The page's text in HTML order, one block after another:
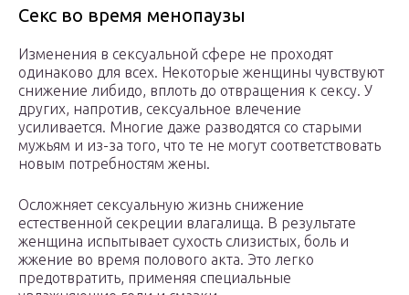
Секс во время менопаузы
Изменения в сексуальной сфере не проходят
одинаково для всех. Некоторые женщины чувствуют
снижение либидо, вплоть до отвращения к сексу. У
других, напротив, сексуальное влечение
усиливается. Многие даже разводятся со старыми
мужьям и из-за того, что те не могут соответствовать
новым потребностям жены.
Осложняет сексуальную жизнь снижение
естественной секреции влагалища. В результате
женщина испытывает сухость слизистых, боль и
жжение во время полового акта. Это легко
предотвратить, применяя специальные